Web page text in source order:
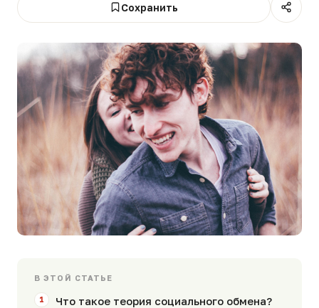
Сохранить
В ЭТОЙ СТАТЬЕ
Что такое теория социального обмена?